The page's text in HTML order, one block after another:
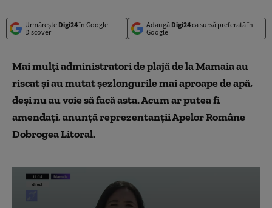
Urmărește Digi24în Google
Discover
Adaugă Digi24ca sursă preferată în
Google
Mai mulți administratori de plajă de la Mamaia au
riscat și au mutat șezlongurile mai aproape de apă,
deși nu au voie să facă asta. Acum ar putea fi
amendați, anunță reprezentanții Apelor Române
Dobrogea Litoral.